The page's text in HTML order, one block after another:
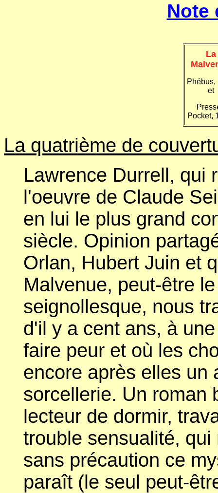
Note
La
Phébus,
et
Pocket,
La quatrième de
Lawrence Durrell, qui
l'oeuvre de Claude
en lui le plus grand
siècle. Opinion
Orlan, Hubert Juin et
Malvenue, peut-être
seignollesque, nous
d'il y a cent ans, à
faire peur et où les
encore après elles un
sorcellerie. Un roman
lecteur de dormir,
trouble sensualité,
sans précaution ce
paraît (le seul peut-